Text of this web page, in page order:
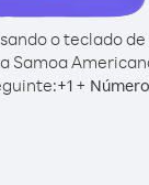
o teclado
Samoa
+1 +